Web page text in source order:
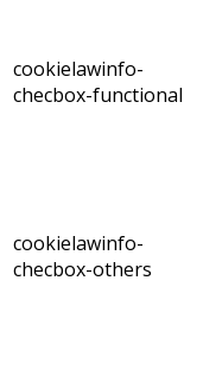
cookielawinfo-
checbox-functional
cookielawinfo-
checbox-others